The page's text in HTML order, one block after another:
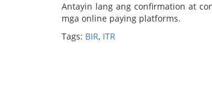
Antayin lang ang confirmation at
mga online paying platforms.
Tags: BIR, ITR